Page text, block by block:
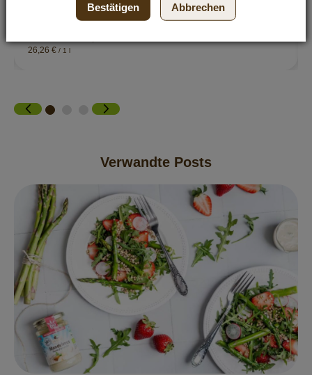
4,99 €
26,26 € / 1 l
Verwandte Posts
Bestätigen Abbrechen